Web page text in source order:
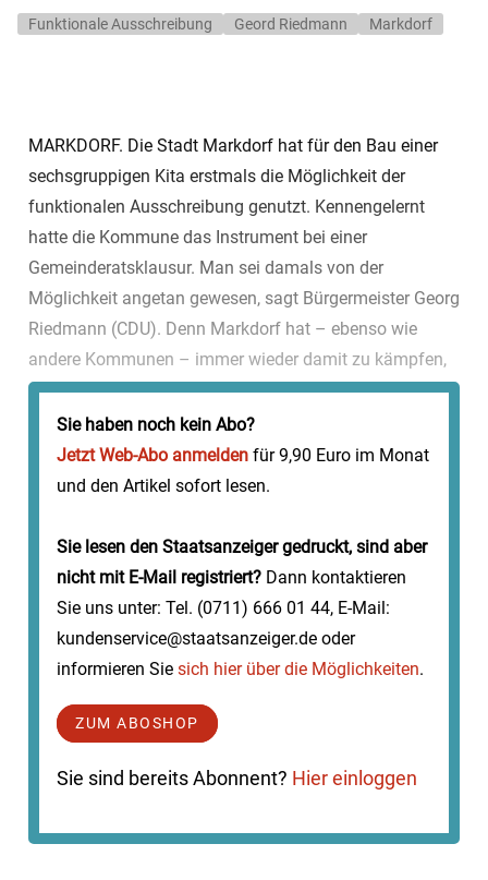
Funktionale Ausschreibung Geord Riedmann Markdorf
MARKDORF. Die Stadt Markdorf hat für den Bau einer
sechsgruppigen Kita erstmals die Möglichkeit der
funktionalen Ausschreibung genutzt. Kennengelernt
hatte die Kommune das Instrument bei einer
Gemeinderatsklausur. Man sei damals von der
Möglichkeit angetan gewesen, sagt Bürgermeister Georg
Riedmann (CDU). Denn Markdorf hat – ebenso wie
andere Kommunen – immer wieder damit zu kämpfen,
dass Projekte sich in die Länge ziehen und Kosten
steigen. Ausschreibung war auch mit Aufwand und Ko...
Sie haben noch kein Abo?
Jetzt Web-Abo anmelden für 9,90 Euro im Monat
und den Artikel sofort lesen.
Sie lesen den Staatsanzeiger gedruckt, sind aber
nicht mit E-Mail registriert? Dann kontaktieren
Sie uns unter: Tel. (0711) 666 01 44, E-Mail:
kundenservice@staatsanzeiger.de oder
informieren Sie sich hier über die Möglichkeiten.
ZUM ABOSHOP
Sie sind bereits Abonnent? Hier einloggen